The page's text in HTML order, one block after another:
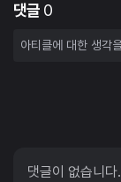
댓글 0
댓글이 없습니다.